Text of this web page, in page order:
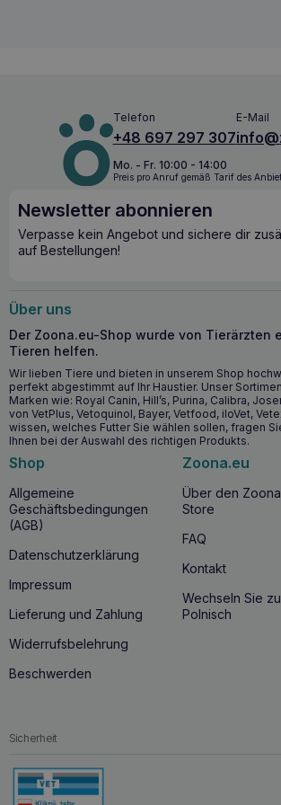
Mineralien versorgen. Sie enthalten keine
Aromen, Geschmacksverstärker,
Farbstoffe oder genetisch veränderte
Marke Hilton stehen Tierärzte und
Wissen und ihre Leidenschaft in qualitativ
entscheiden, können Sie sicher sein, dass
Haustier das geben, was es braucht!
Telefon
+48 697 297 307
E-Mail
Mo. - Fr. 10:00 - 14:00
Preis pro Anruf gemäß Tarif des
Newsletter abonnieren
Verpasse kein Angebot und sichere dir
auf Bestellungen!
Über uns
Der Zoona.eu-Shop wurde von Tierärzten
Tieren helfen.
Wir lieben Tiere und bieten in unserem Shop
perfekt abgestimmt auf Ihr Haustier. Unser
Marken wie: Royal Canin, Hill’s, Purina, Calibra,
von VetPlus, Vetoquinol, Bayer, Vetfood, iloVet,
wissen, welches Futter Sie wählen sollen, fragen
Ihnen bei der Auswahl des richtigen Produkts.
Shop
Allgemeine
Geschäftsbedingungen
(AGB)
Datenschutzerklärung
Impressum
Lieferung und Zahlung
Widerrufsbelehrung
Beschwerden
Zoona.eu
Über den
Store
FAQ
Kontakt
Wechseln Sie zu
Polnisch
Sicherheit